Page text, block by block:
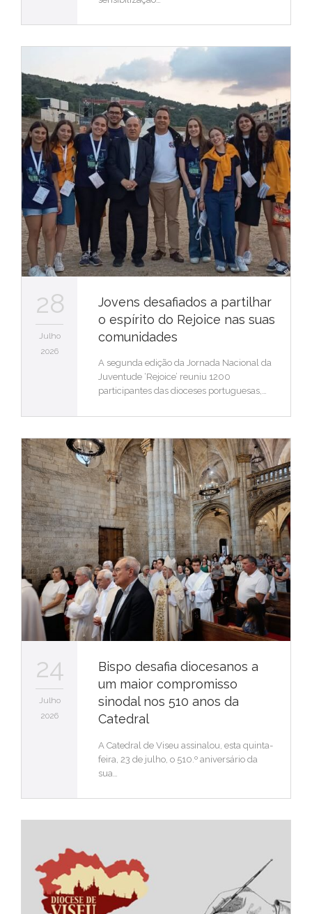
28
Julho
2026
Jovens desafiados a partilhar
o espírito do Rejoice nas suas
comunidades
A segunda edição da Jornada Nacional da
Juventude ‘Rejoice’ reuniu 1200
participantes das dioceses portuguesas,…
24
Julho
2026
Bispo desafia diocesanos a
um maior compromisso
sinodal nos 510 anos da
Catedral
A Catedral de Viseu assinalou, esta quinta-
feira, 23 de julho, o 510.º aniversário da
sua…